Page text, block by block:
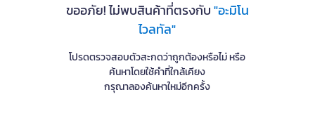
ขออภัย! ไม่พบสินค้าที่ตรงกับ"อะมิโน
ไวลทัล"
โปรดตรวจสอบตัวสะกดว่าถูกต้องหรือไม่ หรือ
ค้นหาโดยใช้คำที่ใกล้เคียง
กรุณาลองค้นหาใหม่อีกครั้ง